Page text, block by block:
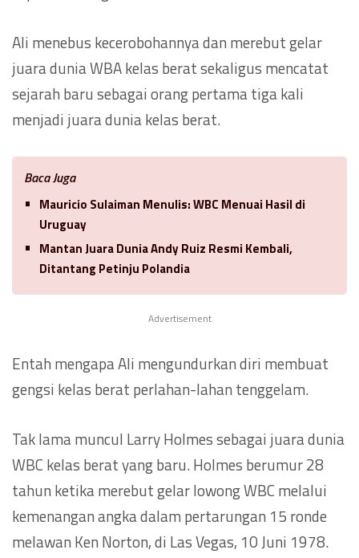
Ali menebus kecerobohannya dan merebut gelar
juara dunia WBA kelas berat sekaligus mencatat
sejarah baru sebagai orang pertama tiga kali
menjadi juara dunia kelas berat.
Baca Juga
Mauricio Sulaiman Menulis: WBC Menuai Hasil di
Uruguay
Mantan Juara Dunia Andy Ruiz Resmi Kembali,
Ditantang Petinju Polandia
Advertisement
Entah mengapa Ali mengundurkan diri membuat
gengsi kelas berat perlahan-lahan tenggelam.
Tak lama muncul Larry Holmes sebagai juara dunia
WBC kelas berat yang baru. Holmes berumur 28
tahun ketika merebut gelar lowong WBC melalui
kemenangan angka dalam pertarungan 15 ronde
melawan Ken Norton, di Las Vegas, 10 Juni 1978.